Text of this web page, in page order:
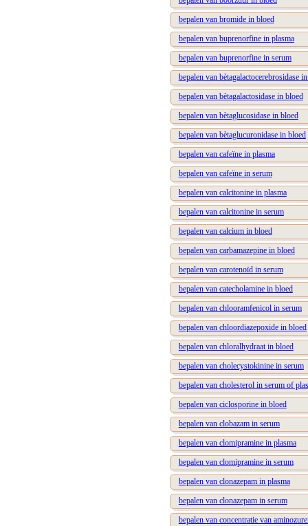
bepalen van bromide in bloed
bepalen van buprenorfine in plasma
bepalen van buprenorfine in serum
bepalen van bètagalactocerebrosidase
bepalen van bètagalactosidase in bloed
bepalen van bètaglucosidase in bloed
bepalen van bètaglucuronidase in bloed
bepalen van cafeïne in plasma
bepalen van cafeïne in serum
bepalen van calcitonine in plasma
bepalen van calcitonine in serum
bepalen van calcium in bloed
bepalen van carbamazepine in bloed
bepalen van carotenoïd in serum
bepalen van catecholamine in bloed
bepalen van chlooramfenicol in serum
bepalen van chloordiazepoxide in bloed
bepalen van chloralhydraat in bloed
bepalen van cholecystokinine in serum
bepalen van cholesterol in serum of
bepalen van ciclosporine in bloed
bepalen van clobazam in serum
bepalen van clomipramine in plasma
bepalen van clomipramine in serum
bepalen van clonazepam in plasma
bepalen van clonazepam in serum
bepalen van concentratie van